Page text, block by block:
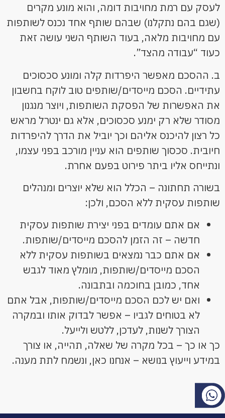
לעסק עם רמת מחויבות דומה, והוא מונע מקרים
(שגם בהם נתקלנו) שבהם שותף אחד נכנס לשותפות
עם מחויבות מלאה, בעוד השותף השני עושה זאת
כעוד “עבודה מהצד”.
ב. ההסכם מאפשר היפרדות קלה ומונע סכסוכים
עתידיים. הסכם מייסדים/שותפים טוב לוקח בחשבון
את האפשרות של הפסקת השותפות, ויוצר מנגנון
מסודר שלא רק ימנע סכסוכים, אלא גם ינטרל מראש
כל רצון להיכנס אליהם וכך יוביל את הדרך להיפרדות
חיובית. סכסוך שותפים הוא עניין מורכב בפני עצמו,
ונתייחס אליו ביתר פירוט בפעם אחרת.
בשורה תחתונה – הכלל הוא שלא יוצרים ומנהלים
שותפות עסקית ללא הסכם, ולכן:
אם אתם עומדים בפני יצירת שותפות עסקית
חדשה – זה הזמן להסכם מייסדים/שותפות.
אם אתם כבר נמצאים בשותפות עסקית ללא
הסכם מייסדים/שותפות, מומלץ מאוד לגבש
אחד, כמובן בחוכמה ובתבונה.
ואם יש לכם הסכם מייסדים/שותפות, אבל אתם
לא בטוחים לגביו – אפשר לבדוק אותו ובמקרה
הצורך לשנות, לעדכן, ללטש ולייעל.
כך או כך – בכל מקרה של שאלה, תהייה, או צורך
במידע וייעוץ בנושא – אנחנו כאן, ונשמח לתת מענה.